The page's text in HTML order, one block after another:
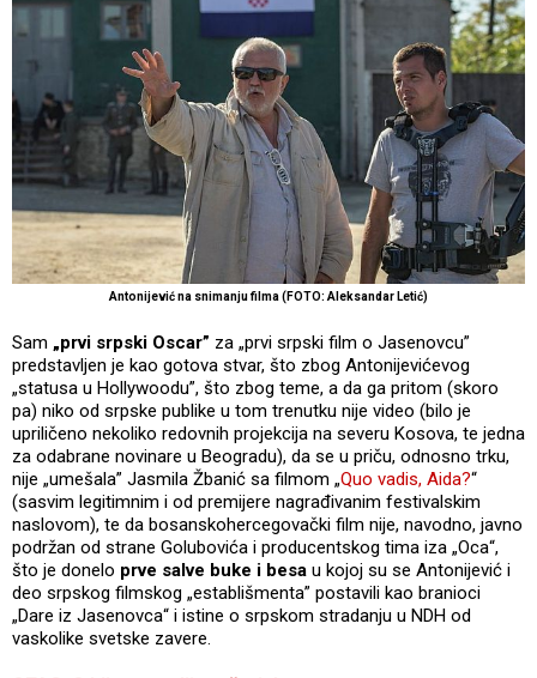
Antonijević na snimanju filma (FOTO: Aleksandar Letić)
Sam „prvi srpski Oscar” za „prvi srpski film o Jasenovcu”
predstavljen je kao gotova stvar, što zbog Antonijevićevog
„statusa u Hollywoodu”, što zbog teme, a da ga pritom (skoro
pa) niko od srpske publike u tom trenutku nije video (bilo je
upriličeno nekoliko redovnih projekcija na severu Kosova, te jedna
za odabrane novinare u Beogradu), da se u priču, odnosno trku,
nije „umešala” Jasmila Žbanić sa filmom „Quo vadis, Aida?“
(sasvim legitimnim i od premijere nagrađivanim festivalskim
naslovom), te da bosanskohercegovački film nije, navodno, javno
podržan od strane Golubovića i producentskog tima iza „Oca“,
što je donelo prve salve buke i besa u kojoj su se Antonijević i
deo srpskog filmskog „establišmenta” postavili kao branioci
„Dare iz Jasenovca“ i istine o srpskom stradanju u NDH od
vaskolike svetske zavere.